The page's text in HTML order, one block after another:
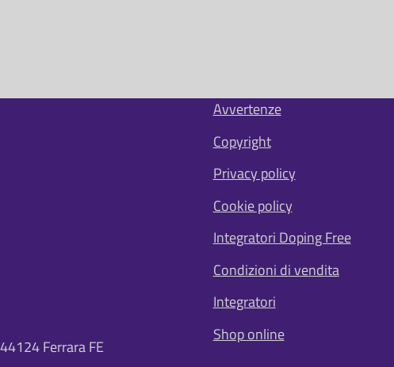
Ferrara FE
S
i
e
m
a
p
Avvertenze
Copyright
Privacy policy
Cookie policy
Integratori Doping Free
Condizioni di vendita
Integratori
Shop online